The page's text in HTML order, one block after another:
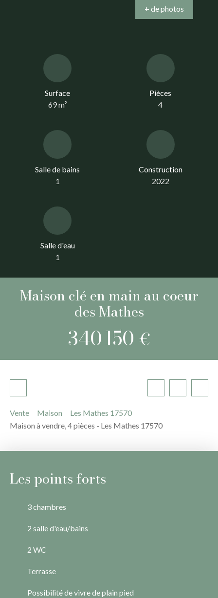
+ de photos
Surface
69m²
Pièces
4
Salle de bains
1
Construction
2022
Salle d'eau
1
Maison clé en main au coeur
des Mathes
340 150 €
Vente Maison
Les Mathes 17570
Maison à vendre, 4 pièces - Les Mathes 17570
Les points forts
3 chambres
2 salle d'eau/bains
2 WC
Terrasse
Possibilité de vivre de plain pied